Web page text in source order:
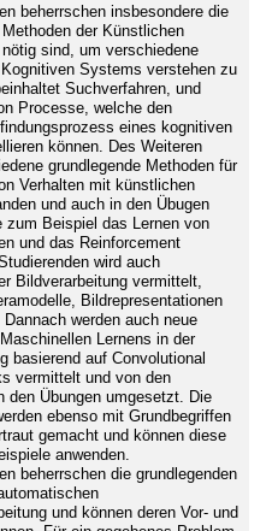
beherrschen insbesondere die
der Künstlichen
sind, um verschiedene
Systems verstehen zu
Suchverfahren, und
Processe, welche den
eines kognitiven
können. Des Weiteren
grundlegende Methoden für
Verhalten mit künstlichen
und auch in den Übugen
zum Beispiel das Lernen von
und das Reinforcement
wird auch
Bildverarbeitung vermittelt,
Bildrepresentationen
werden auch neue
Lernens in der
basierend auf Convolutional
vermittelt und von den
den Übungen umgesetzt. Die
ebenso mit Grundbegriffen
gemacht und können diese
anwenden.
beherrschen die grundlegenden
und können deren Vor- und